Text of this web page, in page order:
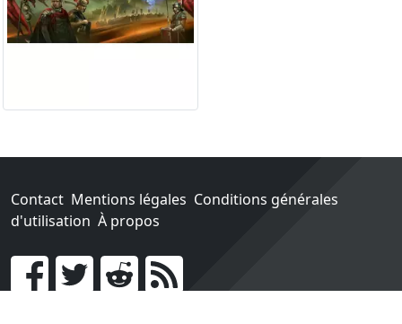
Contact Mentions légales Conditions générales
d'utilisation À propos